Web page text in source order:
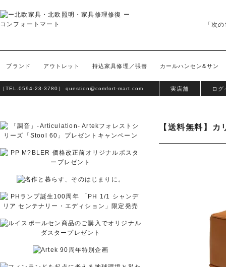
「次
ブランド アウトレット 持込家具修理／張替 カールハンセン&サン
［TEL. 0594-23-3780］ question@comfort-mart.com 実店舗 ログ
【送料無料】